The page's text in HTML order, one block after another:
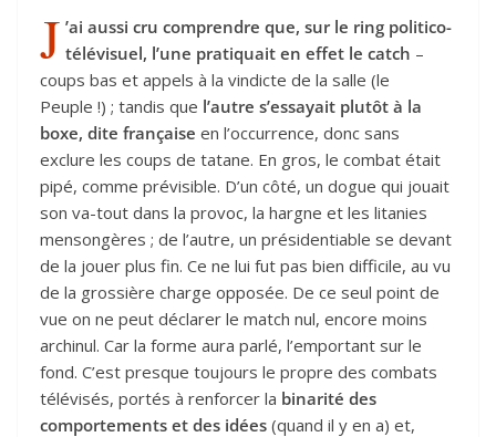
J ’ai aussi cru comprendre que, sur le ring politico-
télévisuel, l’une pratiquait en effet le catch –
coups bas et appels à la vindicte de la salle (le
Peuple !) ; tandis que l’autre s’essayait plutôt à la
boxe, dite française en l’occurrence, donc sans
exclure les coups de tatane. En gros, le combat était
pipé, comme prévisible. D’un côté, un dogue qui jouait
son va-tout dans la provoc, la hargne et les litanies
mensongères ; de l’autre, un présidentiable se devant
de la jouer plus fin. Ce ne lui fut pas bien difficile, au vu
de la grossière charge opposée. De ce seul point de
vue on ne peut déclarer le match nul, encore moins
archinul. Car la forme aura parlé, l’emportant sur le
fond. C’est presque toujours le propre des combats
télévisés, portés à renforcer la binarité des
comportements et des idées (quand il y en a) et,